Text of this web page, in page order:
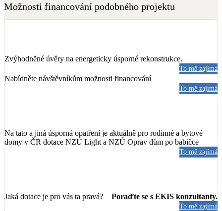
Možnosti financování podobného projektu
Zvýhodněné úvěry na energeticky úsporné rekonstrukce.
To mě zajímá
Nabídněte návštěvníkům možnosti financování
To mě zajímá
Na tato a jiná úsporná opatření je aktuálně pro rodinné a bytové
domy v ČR dotace NZÚ Light a NZÚ Oprav dům po babičce
To mě zajímá
Jaká dotace je pro vás ta pravá? Poraďte se s EKIS konzultanty.
To mě zajímá